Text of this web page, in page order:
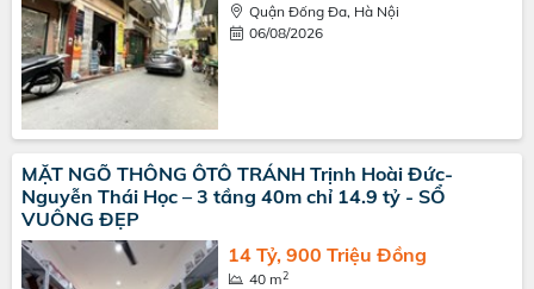
Quận Đống Đa, Hà Nội
06/08/2026
MẶT NGÕ THÔNG ÔTÔ TRÁNH Trịnh Hoài Đức-
Nguyễn Thái Học – 3 tầng 40m chỉ 14.9 tỷ - SỔ
VUÔNG ĐẸP
14 Tỷ, 900 Triệu Đồng
40 m2